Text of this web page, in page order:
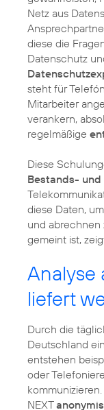
Netz aus
diese die
Datenschutz
steht für
Mitarbeiter
verankern,
regelmäßige
Diese
Bestands-
diese Daten,
und abrechnen
gemeint ist,
Analyse
liefert
Durch die
Deutschland
entstehen
oder
NEXT